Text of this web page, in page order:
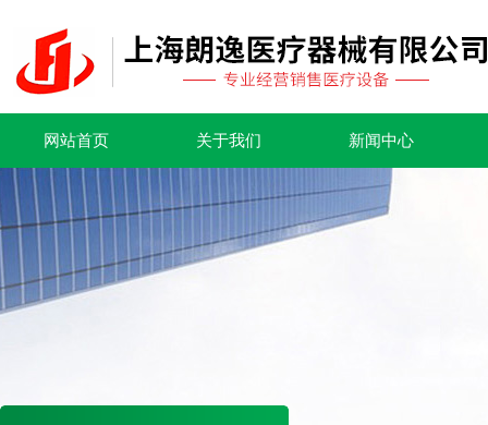
网站首页 关于我们 新闻中心